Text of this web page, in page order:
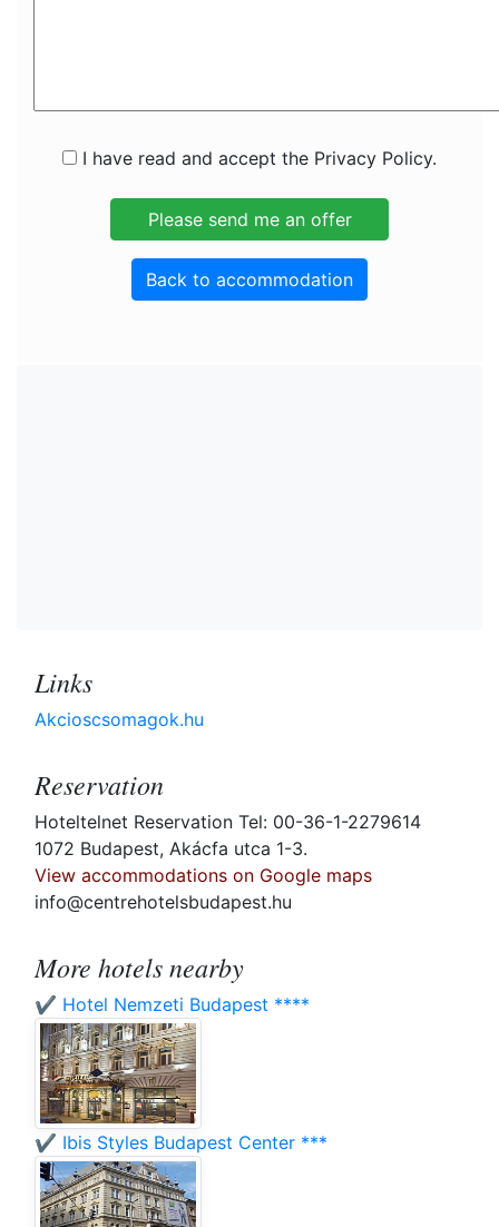
I have read and accept the Privacy Policy.
Back to accommodation
Links
Akcioscsomagok.hu
Reservation
Hoteltelnet Reservation Tel: 00-36-1-2279614
1072 Budapest, Akácfa utca 1-3.
View accommodations on Google maps
info@centrehotelsbudapest.hu
More hotels nearby
✔️ Hotel Nemzeti Budapest ****
✔️ Ibis Styles Budapest Center ***